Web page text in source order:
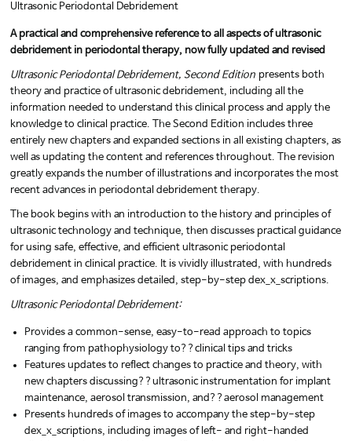
Ultrasonic Periodontal Debridement
A practical and comprehensive reference to all aspects of ultrasonic
debridement in periodontal therapy, now fully updated and revised
Ultrasonic Periodontal Debridement, Second Edition presents both
theory and practice of ultrasonic debridement, including all the
information needed to understand this clinical process and apply the
knowledge to clinical practice. The Second Edition includes three
entirely new chapters and expanded sections in all existing chapters, as
well as updating the content and references throughout. The revision
greatly expands the number of illustrations and incorporates the most
recent advances in periodontal debridement therapy.
The book begins with an introduction to the history and principles of
ultrasonic technology and technique, then discusses practical guidance
for using safe, effective, and efficient ultrasonic periodontal
debridement in clinical practice. It is vividly illustrated, with hundreds
of images, and emphasizes detailed, step-by-step dex_x_scriptions.
Ultrasonic Periodontal Debridement:
Provides a common-sense, easy-to-read approach to topics
ranging from pathophysiology to??clinical tips and tricks
Features updates to reflect changes to practice and theory, with
new chapters discussing??ultrasonic instrumentation for implant
maintenance, aerosol transmission, and??aerosol management
Presents hundreds of images to accompany the step-by-step
dex_x_scriptions, including images of left- and right-handed